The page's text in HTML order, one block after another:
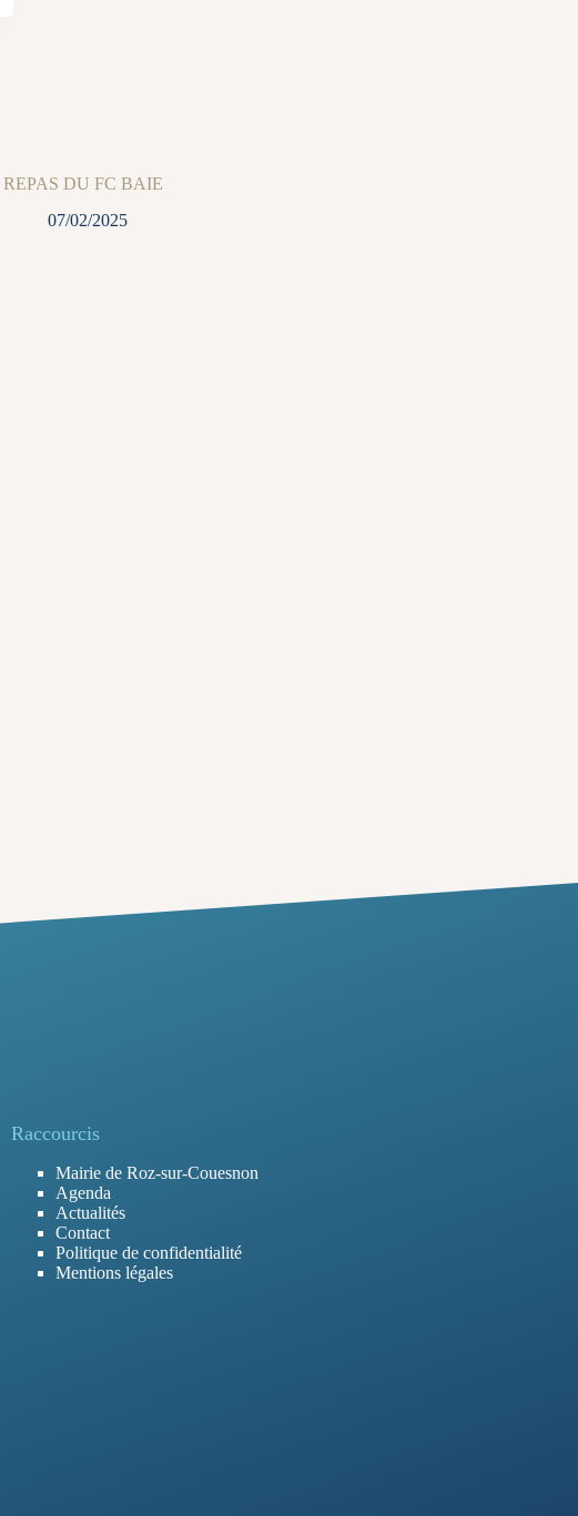
REPAS DU FC BAIE
07/02/2025
Raccourcis
Mairie de Roz-sur-Couesnon
Agenda
Actualités
Contact
Politique de confidentialité
Mentions légales